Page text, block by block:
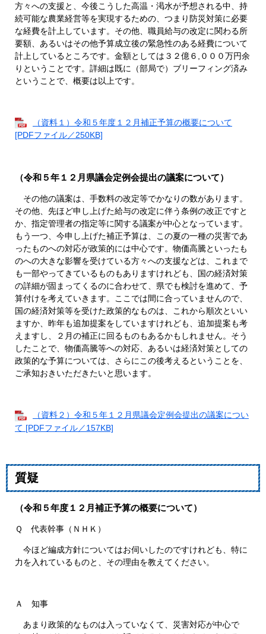
方々への支援と、今後こうした高温・渇水が予想される中、持
続可能な農業経営等を実現するための、つまり防災対策に必要
な経費を計上しています。その他、職員給与の改定に関わる所
要額、あるいはその他予算成立後の緊急性のある経費について
計上しているところです。金額としては３２億６,０００万円余
りということです。詳細は既に（部局で）ブリーフィング済み
ということで、概要は以上です。
（資料１）令和５年度１２月補正予算の概要について
[PDFファイル／250KB]
（令和５年１２月県議会定例会提出の議案について）
その他の議案は、手数料の改定等でかなりの数があります。
その他、先ほど申し上げた給与の改定に伴う条例の改正ですと
か、指定管理者の指定等に関する議案が中心となっています。
もう一つ、今申し上げた補正予算は、この夏の一種の災害であ
ったものへの対応が政策的には中心です。物価高騰といったも
のへの大きな影響を受けている方々への支援などは、これまで
も一部やってきているものもありますけれども、国の経済対策
の詳細が固まってくるのに合わせて、県でも検討を進めて、予
算付けを考えていきます。ここでは間に合っていませんので、
国の経済対策等を受けた政策的なものは、これから順次といい
ますか、昨年も追加提案をしていますけれども、追加提案も考
えますし、２月の補正に回るものもあるかもしれません。そう
したことで、物価高騰等への対応、あるいは経済対策としての
政策的な予算については、さらにこの後考えるということを、
ご承知おきいただきたいと思います。
（資料２）令和５年１２月県議会定例会提出の議案につい
て [PDFファイル／157KB]
質疑
（令和５年度１２月補正予算の概要について）
Ｑ 代表幹事（ＮＨＫ）
今ほど編成方針についてはお伺いしたのですけれども、特に
力を入れているものと、その理由を教えてください。
Ａ 知事
あまり政策的なものは入っていなくて、災害対応が中心で